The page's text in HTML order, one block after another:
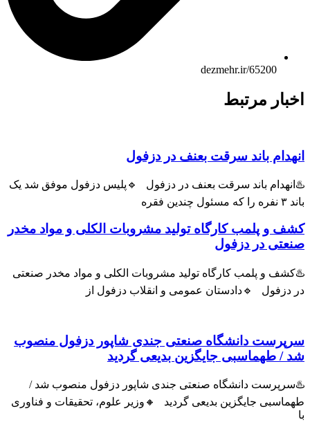
dezmehr.ir/65200
اخبار مرتبط
انهدام باند سرقت بعنف در دزفول
♨️انهدام باند سرقت بعنف در دزفول 🔹پلیس دزفول موفق شد یک
باند ۳ نفره را که مسئول چندین فقره
کشف و پلمب کارگاه تولید مشروبات الکلی و مواد مخدر
صنعتی در دزفول
♨️کشف و پلمب کارگاه تولید مشروبات الکلی و مواد مخدر صنعتی
در دزفول 🔹دادستان عمومی و انقلاب دزفول از
سرپرست دانشگاه صنعتی جندی شاپور دزفول منصوب
شد / طهماسبی جایگزین بدیعی گردید
♨️سرپرست دانشگاه صنعتی جندی شاپور دزفول منصوب شد /
طهماسبی جایگزین بدیعی گردید 🔸وزیر علوم، تحقیقات و فناوری
با